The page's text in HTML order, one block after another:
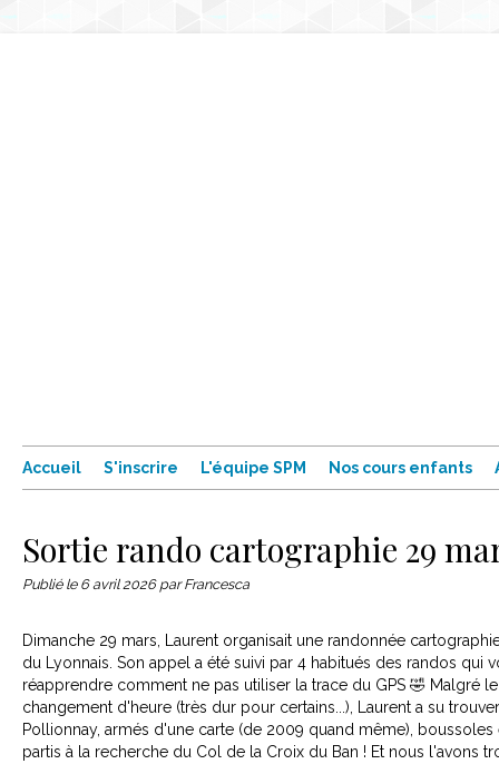
Accueil S'inscrire L'équipe SPM Nos cours enfants
Sortie rando cartographie 29
Publié le 6 avril 2026 par Francesca
Dimanche 29 mars, Laurent organisait une randonnée
du Lyonnais. Son appel a été suivi par 4 habitués des randos qui
réapprendre comment ne pas utiliser la trace du GPS 🤣 Malgré
changement d'heure (très dur pour certains...), Laurent a su
Pollionnay, armés d'une carte (de 2009 quand même),
partis à la recherche du Col de la Croix du Ban ! Et nous l'avons